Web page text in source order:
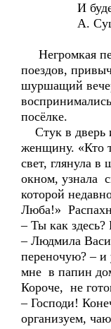
И будет
А.
Негромкая
поездов,
шуршащий
посёлке.
Стук в дверь
женщину. «Кто
свет, глянула в
окном, узнала
которой
Люба!»
– Ты как
– Людмила
переночую? – и
мне в папин
Короче, не
– Господи!
организуем,